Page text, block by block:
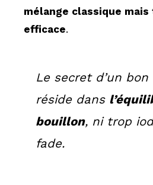
mélange classique
efficace.
Le secret d’un bon
réside dans
bouillon, ni trop
fade.